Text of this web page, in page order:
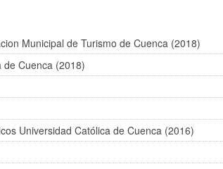
Municipal de Turismo de Cuenca (2018)
de Cuenca (2018)
Universidad Católica de Cuenca (2016)